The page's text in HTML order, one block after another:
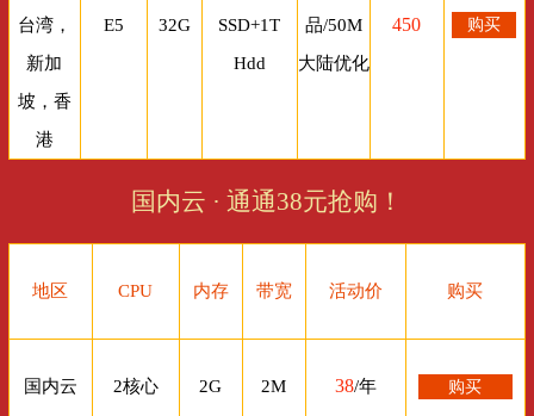
台湾，
新加
坡，香
港
E5 32G
SSD+1T
Hdd
品/50M
大陆优化
450 购买
国内云 · 通通38元抢购！
地区 CPU 内存 带宽 活动价 购买
国内云 2核心 2G 2M 38/年 购买